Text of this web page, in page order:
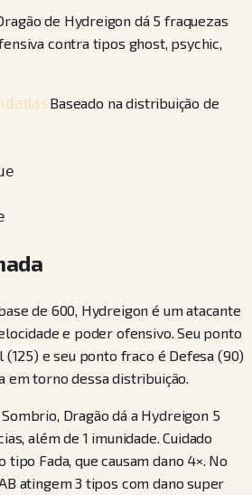
de Hydreigon dá 5 fraquezas
contra tipos ghost, psychic,
Baseado na distribuição de
de 600, Hydreigon é um atacante
e poder ofensivo. Seu ponto
e seu ponto fraco é Defesa (90)
em torno dessa distribuição.
Dragão dá a Hydreigon 5
além de 1 imunidade. Cuidado
Fada, que causam dano 4×. No
atingem 3 tipos com dano super